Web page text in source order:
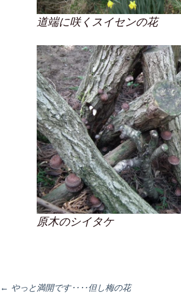
道端に咲くスイセンの花
原木のシイタケ
← やっと満開です‥‥但し梅の花